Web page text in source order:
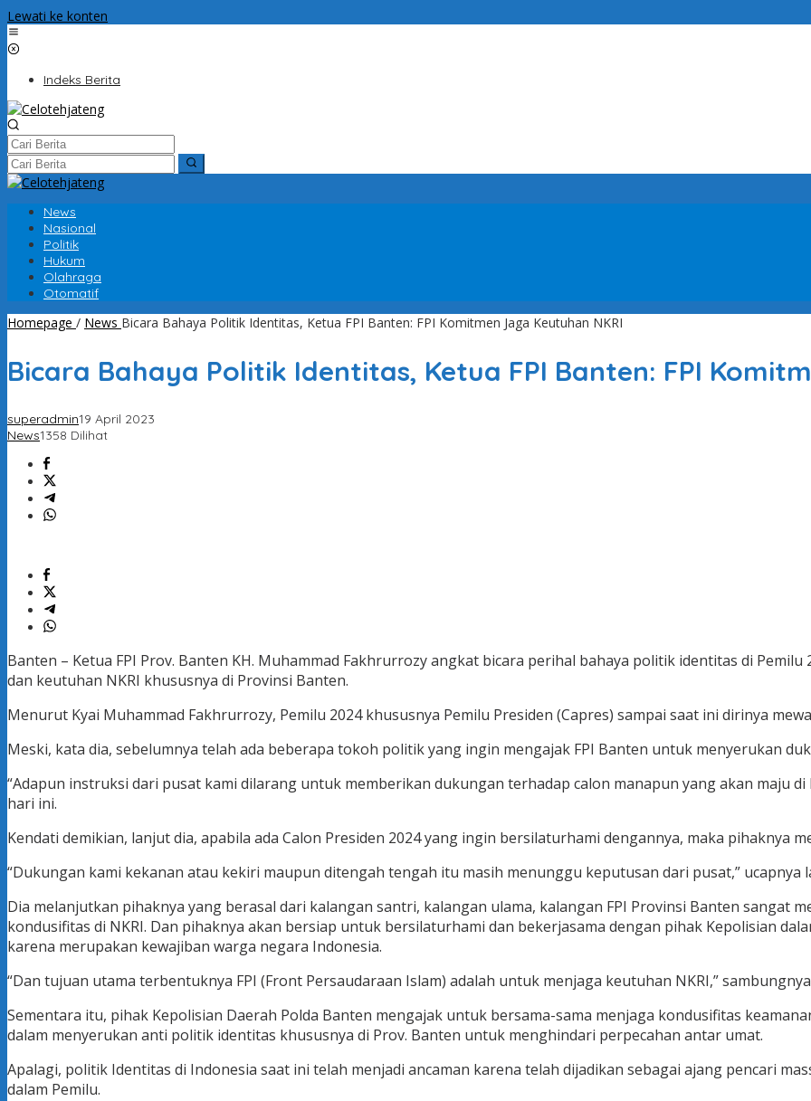
Lewati ke konten
Indeks Berita
News
Nasional
Politik
Hukum
Olahraga
Otomatif
Homepage / News Bicara Bahaya Politik Identitas, Ketua FPI Banten: FPI Komitmen Jaga Keutuhan NKRI
Bicara Bahaya Politik Identitas, Ketua FPI Banten: FPI
superadmin19 April 2023
News1358 Dilihat
Banten – Ketua FPI Prov. Banten KH. Muhammad Fakhrurrozy angkat bicara perihal bahaya politik identitas di
dan keutuhan NKRI khususnya di Provinsi Banten.
Menurut Kyai Muhammad Fakhrurrozy, Pemilu 2024 khususnya Pemilu Presiden (Capres) sampai saat ini dirinya
Meski, kata dia, sebelumnya telah ada beberapa tokoh politik yang ingin mengajak FPI Banten untuk menyerukan
“Adapun instruksi dari pusat kami dilarang untuk memberikan dukungan terhadap calon manapun yang akan maju
hari ini.
Kendati demikian, lanjut dia, apabila ada Calon Presiden 2024 yang ingin bersilaturhami dengannya, maka pihaknya
“Dukungan kami kekanan atau kekiri maupun ditengah tengah itu masih menunggu keputusan dari pusat,” ucapnya
Dia melanjutkan pihaknya yang berasal dari kalangan santri, kalangan ulama, kalangan FPI Provinsi Banten sangat
kondusifitas di NKRI. Dan pihaknya akan bersiap untuk bersilaturhami dan bekerjasama dengan pihak Kepolisian
karena merupakan kewajiban warga negara Indonesia.
“Dan tujuan utama terbentuknya FPI (Front Persaudaraan Islam) adalah untuk menjaga keutuhan NKRI,”
Sementara itu, pihak Kepolisian Daerah Polda Banten mengajak untuk bersama-sama menjaga kondusifitas
dalam menyerukan anti politik identitas khususnya di Prov. Banten untuk menghindari perpecahan antar umat.
Apalagi, politik Identitas di Indonesia saat ini telah menjadi ancaman karena telah dijadikan sebagai ajang pencari
dalam Pemilu.